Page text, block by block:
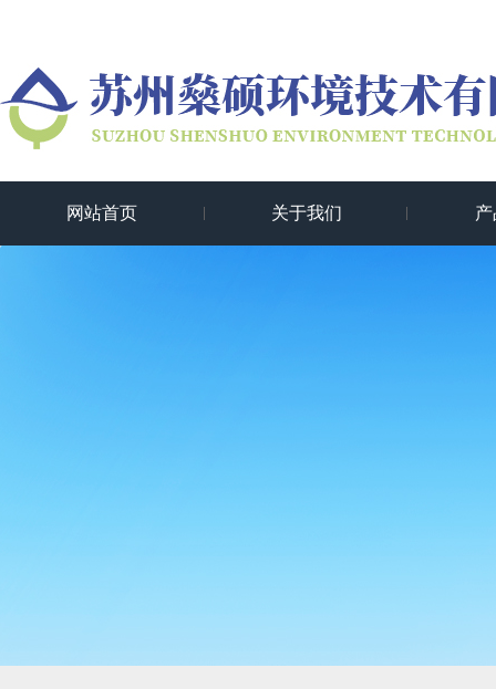
网站首页 关于我们